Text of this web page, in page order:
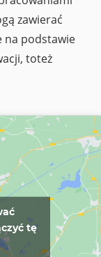
zawierać
na podstawie
toteż
tę